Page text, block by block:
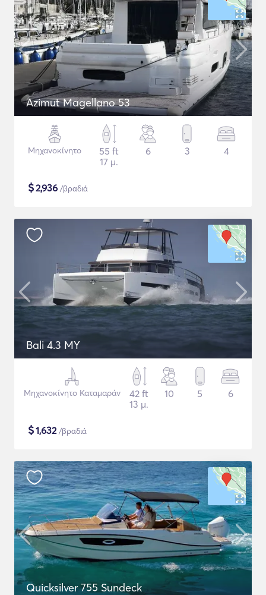
Azimut Magellano 53
Μηχανοκίνητο
55 ft
17 μ.
6 3 4
$2,936 /βραδιά
Bali 4.3 MY
Μηχανοκίνητο Καταμαράν
42 ft
13 μ.
10 5 6
$1,632/βραδιά
Quicksilver 755 Sundeck